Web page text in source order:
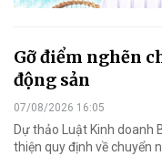
Gỡ điểm nghẽn
động sản
07/08/2026 16:05
Dự thảo Luật Kinh doanh
thiện quy định về chuyển